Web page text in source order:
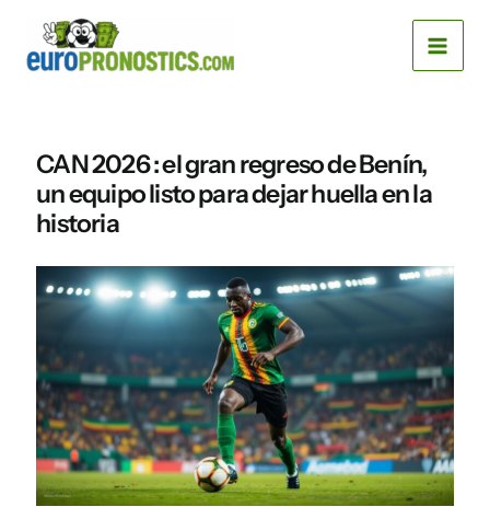
content
CAN 2026 : el gran regreso de Benín,
un equipo listo para dejar huella en la
historia